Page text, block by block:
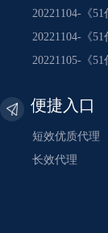
20221104-《
20221104-《
20221105-《51
便捷入口
短效优质代理
长效代理